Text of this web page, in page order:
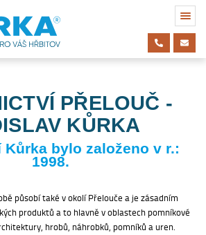
PŘELOUČ -
KŮRKA
Kůrka bylo založeno v r.:
1998.
působí také v okolí Přelouče a je zásadním
produktů a to hlavně v oblastech pomníkové
hrobů, náhrobků, pomníků a uren.